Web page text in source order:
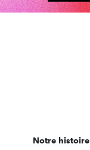
Notre histoire